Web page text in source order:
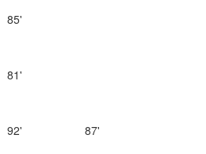
85'
81'
92'
87'